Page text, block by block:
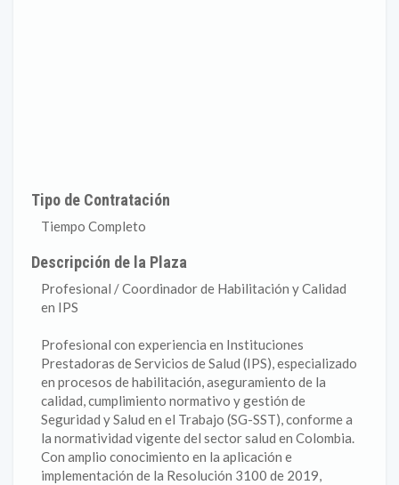
Tipo de Contratación
Tiempo Completo
Descripción de la Plaza
Profesional / Coordinador de Habilitación y Calidad
en IPS
Profesional con experiencia en Instituciones
Prestadoras de Servicios de Salud (IPS), especializado
en procesos de habilitación, aseguramiento de la
calidad, cumplimiento normativo y gestión de
Seguridad y Salud en el Trabajo (SG-SST), conforme a
la normatividad vigente del sector salud en Colombia.
Con amplio conocimiento en la aplicación e
implementación de la Resolución 3100 de 2019,